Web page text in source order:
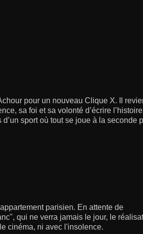
pour un nouveau Clique X. Il
sa foi et sa volonté d’écrire
sport où tout se joue à la seconde
parisien. En attente de
qui ne verra jamais le jour, le
cinéma, ni avec l'insolence.